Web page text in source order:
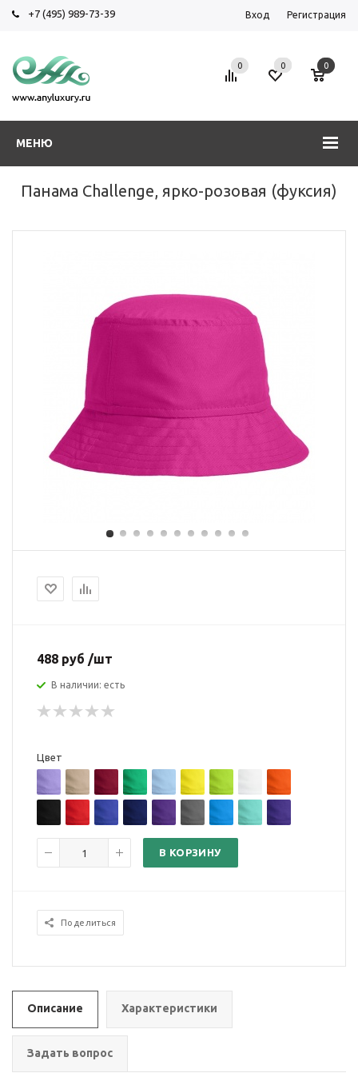
+7 (495) 989-73-39 Вход Регистрация
МЕНЮ
0 0 0
Панама Challenge, ярко-розовая (фуксия)
488 руб /шт
В наличии: есть
Цвет
В КОРЗИНУ
Поделиться
Описание Характеристики
Задать вопрос